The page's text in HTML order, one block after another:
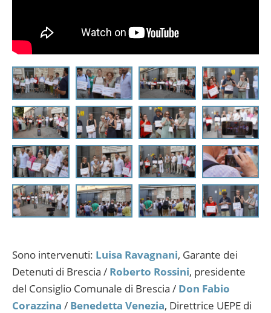
Sono intervenuti: Luisa Ravagnani, Garante dei
Detenuti di Brescia / Roberto Rossini, presidente
del Consiglio Comunale di Brescia / Don Fabio
Corazzina / Benedetta Venezia, Direttrice UEPE di